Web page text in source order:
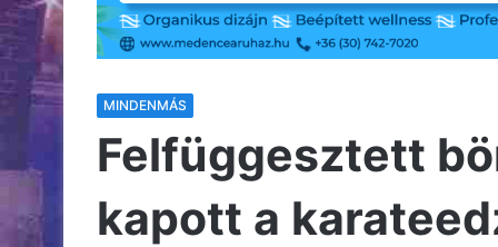
MINDENMÁS
Felfüggesztett
kapott a